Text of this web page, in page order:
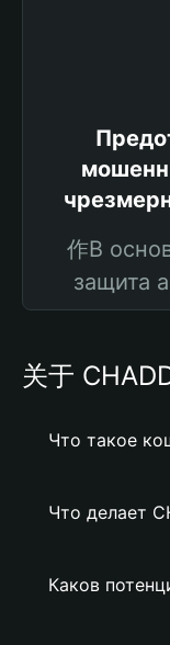
作В
защита
关于
Что такое
Что делает
Каков